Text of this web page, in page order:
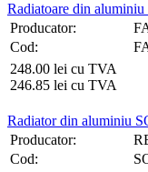
Radiatoare din
Producator:
Cod:
248.00 lei cu TVA
246.85 lei cu TVA
Radiator din aluminiu
Producator:
Cod: